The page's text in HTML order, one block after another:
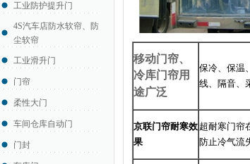
工业防护提升门
4S汽车店防水软帘、防
尘软帘
工业滑升门
门帘
柔性大门
车间仓库自动门
门封
移动门帘、
冷库门帘用
途广泛
保冷、保温
线、隔音、
京联门帘耐寒效
果
超耐寒门帘
防止冷气流